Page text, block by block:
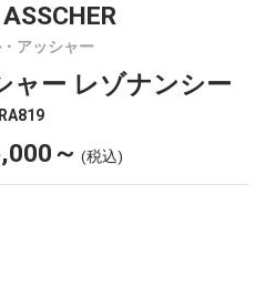
アッシャー
ャー レゾナンシー
～ (税込)